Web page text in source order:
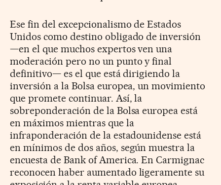
Ese fin del excepcionalismo de Estados
Unidos como destino obligado de inversión
—en el que muchos expertos ven una
moderación pero no un punto y final
definitivo— es el que está dirigiendo la
inversión a la Bolsa europea, un movimiento
que promete continuar. Así, la
sobreponderación de la Bolsa europea está
en máximos mientras que la
infraponderación de la estadounidense está
en mínimos de dos años, según muestra la
encuesta de Bank of America. En Carmignac
reconocen haber aumentado ligeramente su